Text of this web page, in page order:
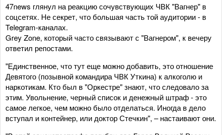
47news глянул на реакцию сочувствующих ЧВК "Вагнер" в
соцсетях. Не секрет, что большая часть той аудитории - в
Telegram-каналах.
Grey Zone, который часто связывают с "Вагнером", к вечеру
ответил репостами.
"Единственное, что тут еще можно добавить, это отношение
Девятого (позывной командира ЧВК Уткина) к алкоголю и
наркотикам. Кто был в "Оркестре" знают, что следовало за
этим. Увольнение, черный список и денежный штраф - это
самое легкое, чем можно было отделаться. Иногда в дело
вступал и контейнер, или доктор Стечкин", – настаивают они.